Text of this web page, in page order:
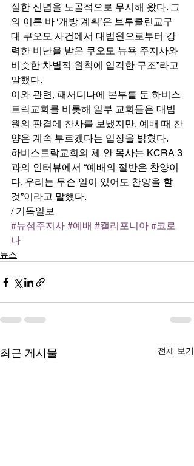
실한 신념을 노골적으로 무시해 왔다. 그
의 이른 바 ‘개방 계획’은 브루클린교구
대 쿠오모 사건에서 대법원으로부터 강
력한 비난을 받은 쿠오모 뉴욕 주지사와
비슷한 차별적 원칙에 입각한 구조”라고
말했다.
이와 관련, 패서디나에 본부를 둔 하비스
트락교회를 비롯해 일부 교회들은 대법
원의 판결에 찬사를 보냈지만, 예배 때 찬
양은 계속 부르겠다는 입장을 밝혔다.
하비스트락교회의 체 안 목사는 KCRA 3
과의 인터뷰에서 “예배의 절반은 찬양이
다. 우리는 무슨 일이 있어도 찬양을 할
것”이라고 말했다.
/ 기독일보
#뉴섬주지사 #예배 #캘리포니아 #코로
나
뉴스
최근 게시물 전체 보기